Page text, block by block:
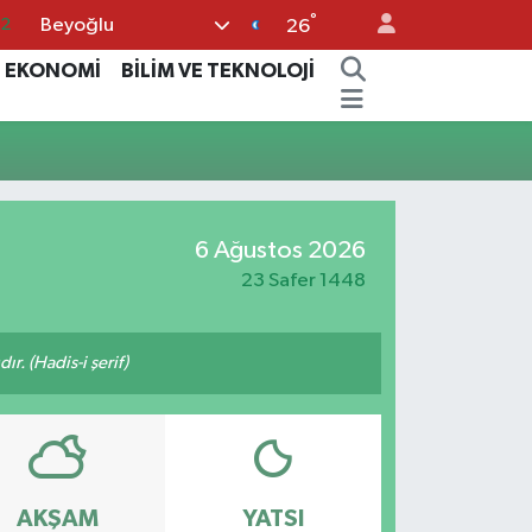
Beyoğlu 26°
EKONOMİ
BİLİM VE TEKNOLOJİ
6 Ağustos 2026
23 Safer 1448
(Hadis-i şerif)
AKŞAM YATSI